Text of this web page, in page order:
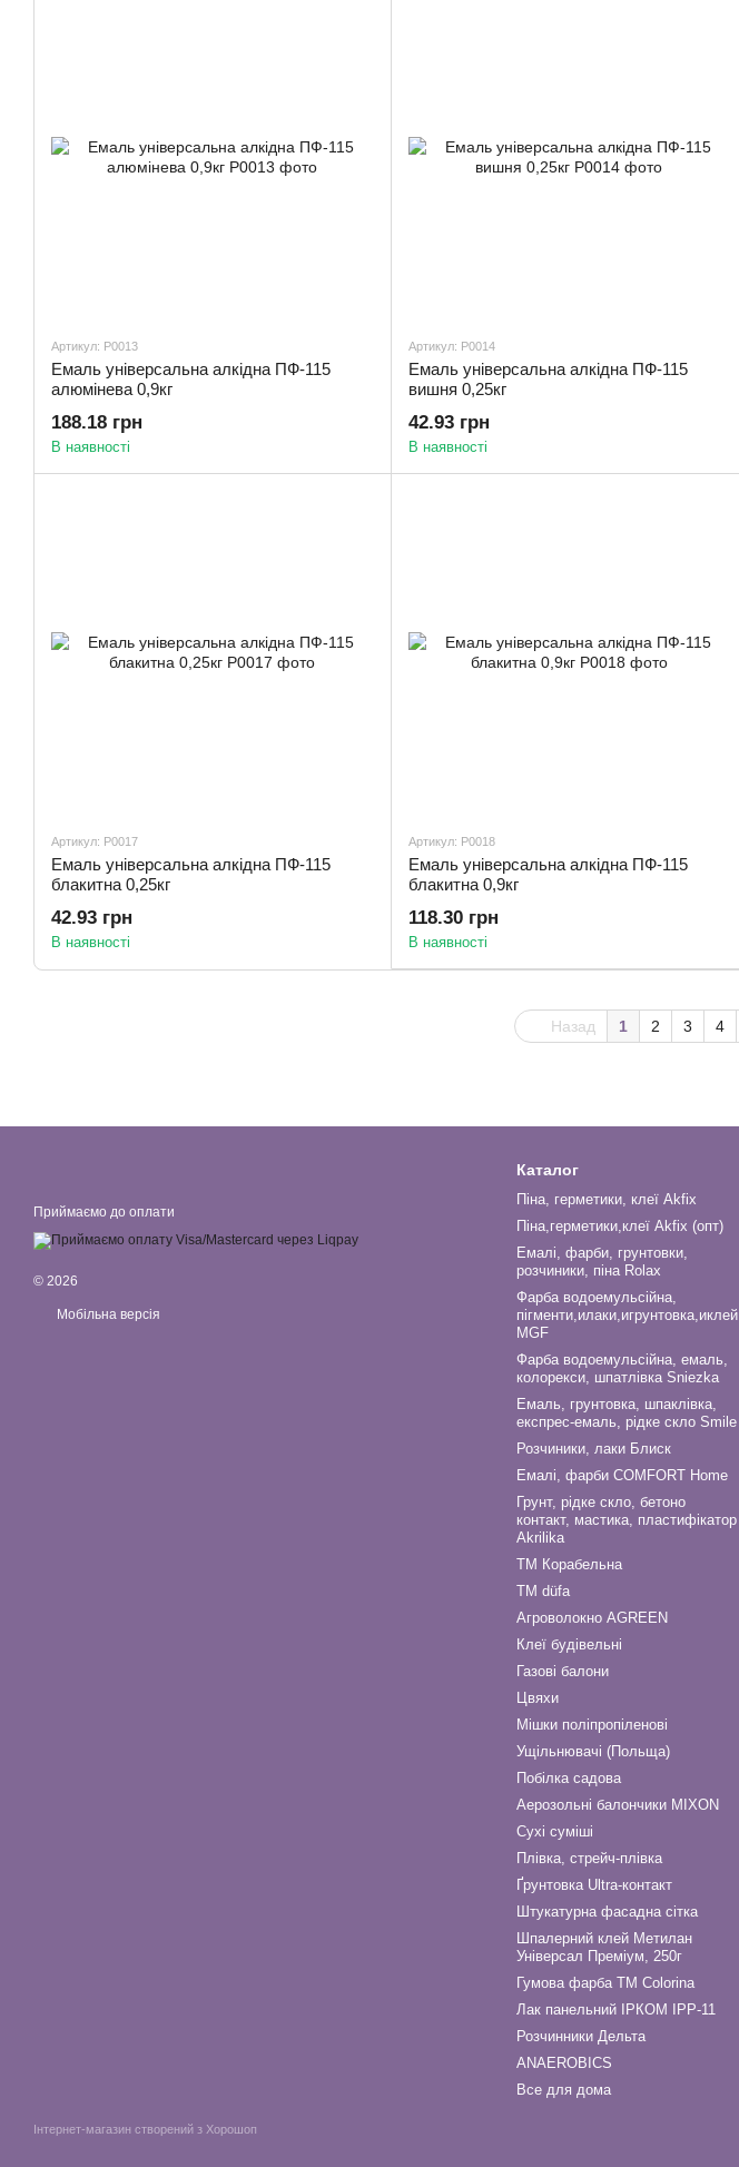
Артикул: Р0013
Емаль універсальна алкідна ПФ-115
алюмінева 0,9кг
188.18 грн
В наявності
Артикул: Р0014
Емаль універсальна алкідна ПФ-115
вишня 0,25кг
42.93 грн
В наявності
Артикул: Р0017
Емаль універсальна алкідна ПФ-115
блакитна 0,25кг
42.93 грн
В наявності
Артикул: Р0018
Емаль універсальна алкідна ПФ-115
блакитна 0,9кг
118.30 грн
В наявності
Назад 1 2 3 4
Приймаємо до оплати
© 2026
Мобільна версія
Інтернет-магазин створений з Хорошоп
Каталог
Піна, герметики, клеї Akfix
Піна,герметики,клеї Akfix (опт)
Емалі, фарби, грунтовки,
розчиники, піна Rolax
Фарба водоемульсійна,
пігменти,илаки,игрунтовка,иклей
MGF
Фарба водоемульсійна, емаль,
колорекси, шпатлівка Sniezka
Емаль, грунтовка, шпаклівка,
експрес-емаль, рідке скло Smile
Розчиники, лаки Блиск
Емалі, фарби COMFORT Home
Грунт, рідке скло, бетоно
контакт, мастика, пластифікатор
Akrilika
ТМ Корабельна
ТМ düfa
Агроволокно AGREEN
Клеї будівельні
Газові балони
Цвяхи
Мішки поліпропіленові
Ущільнювачі (Польща)
Побілка садова
Аерозольні балончики MIXON
Сухі суміші
Плівка, стрейч-плівка
Ґрунтовка Ultra-контакт
Штукатурна фасадна сітка
Шпалерний клей Метилан
Універсал Преміум, 250г
Гумова фарба ТМ Colorina
Лак панельний ІРКОМ ІРР-11
Розчинники Дельта
ANAEROBICS
Все для дома